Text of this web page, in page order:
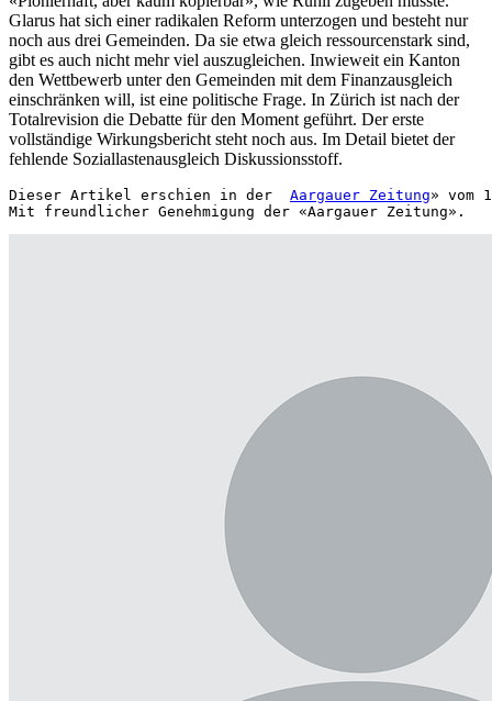
Glarus hat sich einer radikalen Reform unterzogen und besteht nur
noch aus drei Gemeinden. Da sie etwa gleich ressourcenstark sind,
gibt es auch nicht mehr viel auszugleichen. Inwieweit ein Kanton
den Wettbewerb unter den Gemeinden mit dem Finanzausgleich
einschränken will, ist eine politische Frage. In Zürich ist nach der
Totalrevision die Debatte für den Moment geführt. Der erste
vollständige Wirkungsbericht steht noch aus. Im Detail bietet der
fehlende Soziallastenausgleich Diskussionsstoff.
Dieser Artikel erschien in der Aargauer Zeitung» vom
Mit freundlicher Genehmigung der «Aargauer Zeitung».